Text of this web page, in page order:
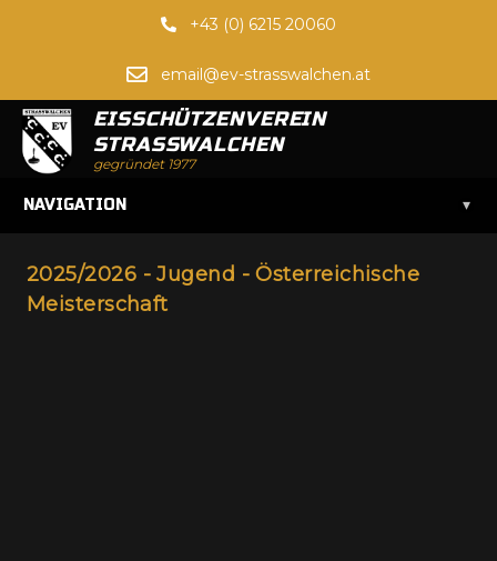
+43 (0) 6215 20060
email@ev-strasswalchen.at
EISSCHÜTZENVEREIN
STRASSWALCHEN
gegründet 1977
NAVIGATION ▾
2025/2026 - Jugend - Österreichische
Meisterschaft